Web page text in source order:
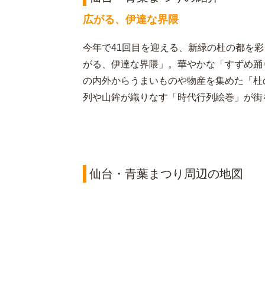
広がる、伊達な界隈
今年で41回目を迎える、新緑の杜の都を
がる、伊達な界隈」。華やかな「すずめ
の内外からうまいものや物産を集めた「
列や山鉾が織りなす「時代行列絵巻」が街
仙台・青葉まつり周辺の地図